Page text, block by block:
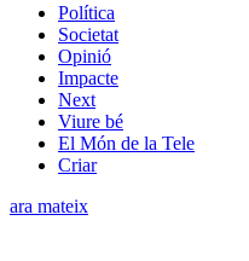
Política
Societat
Opinió
Impacte
Next
Viure bé
El Món de la Tele
Criar
ara mateix